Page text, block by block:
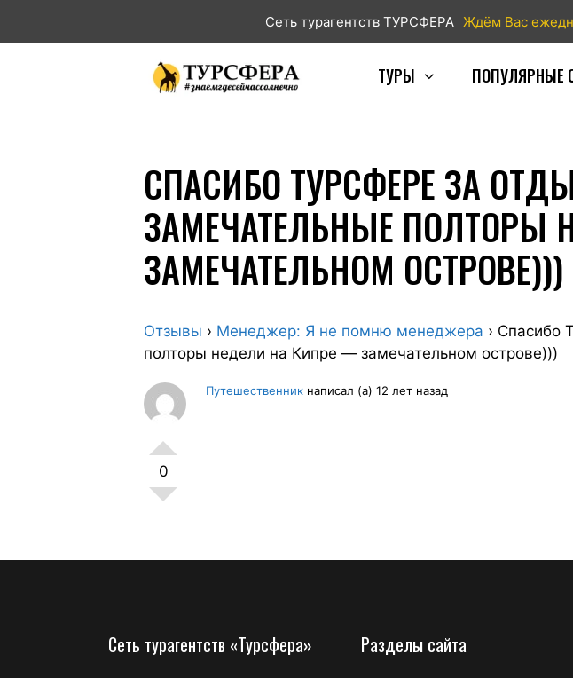
Сеть турагентств ТУРСФЕРА Ждём Вас
ТУРЫ ПОПУЛЯРНЫЕ
СПАСИБО ТУРСФЕРЕ ЗА
ЗАМЕЧАТЕЛЬНЫЕ ПОЛТОРЫ
ЗАМЕЧАТЕЛЬНОМ ОСТРОВЕ)))
Отзывы › Менеджер: Я не помню менеджера › Спасибо
полторы недели на Кипре — замечательном острове)))
0
Путешественник написал (а) 12 лет назад
Сеть турагентств «Турсфера» Разделы сайта